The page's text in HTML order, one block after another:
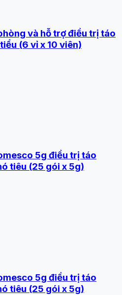
và hỗ trợ điều trị táo
(6 vỉ x 10 viên)
5g điều trị táo
tiêu (25 gói x 5g)
5g điều trị táo
tiêu (25 gói x 5g)